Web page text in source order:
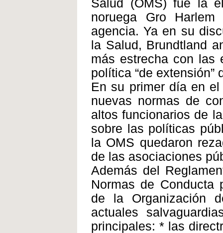
Salud (OMS) fue la
noruega Gro
agencia. Ya en su
la Salud, Brundtland
más estrecha con las
política “de
En su primer día en
nuevas normas de
altos funcionarios de
sobre las políticas
la OMS quedaron
de las asociaciones
Además del
Normas de Conducta
de la Organización
actuales
principales: * las